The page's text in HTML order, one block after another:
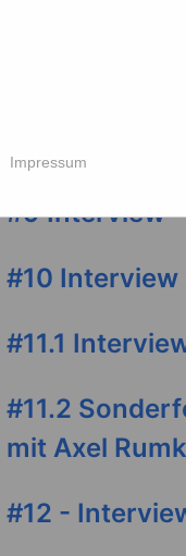
#7.12
#8 Interview
#9 Interview
#10
#11.1
#11.2
mit Axel
#12 -
Impressum